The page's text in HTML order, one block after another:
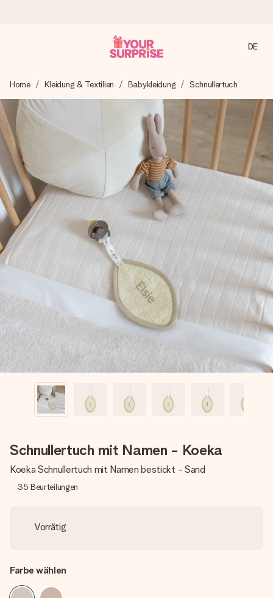
Wir bereiten dein Geschenk sorgfältig vor und schicken es
blitzschnell – damit du es genau zum richtigen Zeitpunkt
überreichen kannst, wenn es am meisten zählt.
4,7 (basierend auf +15.000 Bewertungen)
Unsere Geschenke begeistern. Kunden bewerten uns mit
4,7 bei Google Reviews (Gesamtergebnis aller Länder, in
die wir versenden).
Mit Liebe gemacht, im Handumdrehen
Erstelle etwas Einzigartiges in wenigen Schritten – mit
ihrem Namen, deinem Foto oder einer Nachricht von
Herzen. Kein Stress, nur pure Liebe für den perfekten
Moment.
DE
Home Kleidung & Textilien Babykleidung Schnullertuch
Schnullertuch mit Namen - Koeka
Koeka Schnullertuch mit Namen bestickt - Sand
35 Beurteilungen
Vorrätig
Farbe wählen